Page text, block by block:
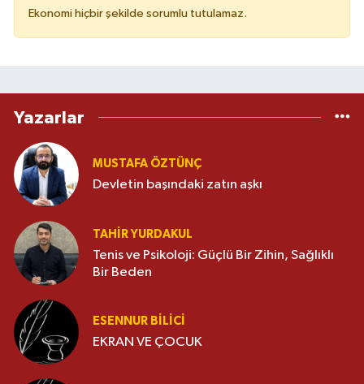
Ekonomi hiçbir şekilde sorumlu tutulamaz.
Yazarlar
MUSTAFA ÖZTÜNÇ
Devletin başındaki zatın aşkı
TAHIR YURDAKUL
Tenis ve Psikoloji: Güçlü Bir Zihin, Sağlıklı
Bir Beden
ESENNUR BİLİCİ
EKRAN VE ÇOCUK